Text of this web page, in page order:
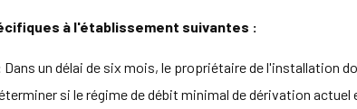
à l'établissement suivantes :
Dans un délai de six mois, le propriétaire de l'installation
si le régime de débit minimal de dérivation